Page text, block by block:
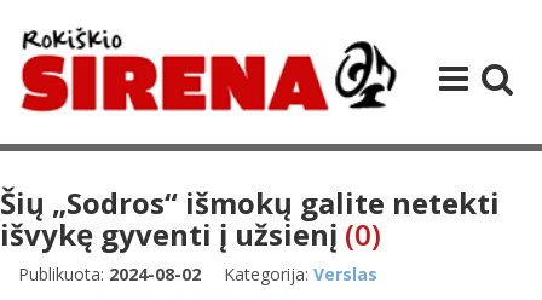
Šių „Sodros“ išmokų galite netekti
išvykę gyventi į užsienį (0)
Publikuota: 2024-08-02 Kategorija: Verslas